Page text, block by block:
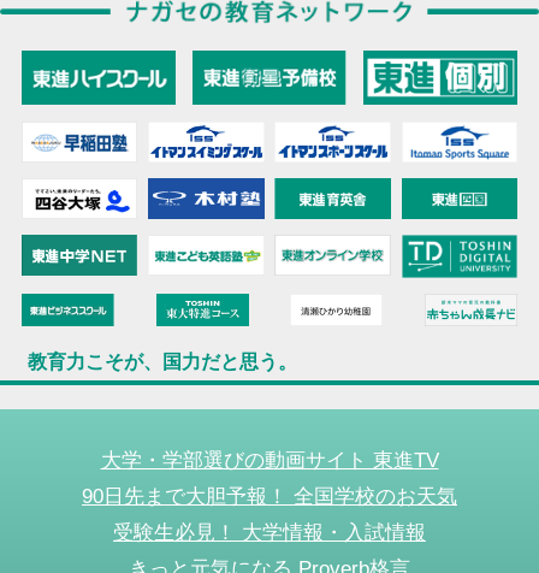
教育力こそが、国力だと思う。
大学・学部選びの動画サイト 東進TV
90日先まで大胆予報！ 全国学校のお天気
受験生必見！ 大学情報・入試情報